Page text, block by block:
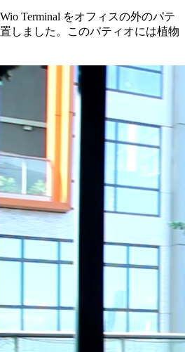
Terminal をオフィスの外のパテ
しました。このパティオには植物